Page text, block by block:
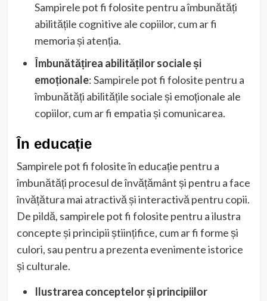
Sampirele pot fi folosite pentru a îmbunătăți
abilitățile cognitive ale copiilor, cum ar fi
memoria și atenția.
Îmbunătățirea abilităților sociale și
emoționale: Sampirele pot fi folosite pentru a
îmbunătăți abilitățile sociale și emoționale ale
copiilor, cum ar fi empatia și comunicarea.
În educație
Sampirele pot fi folosite în educație pentru a
îmbunătăți procesul de învățământ și pentru a face
învățătura mai atractivă și interactivă pentru copii.
De pildă, sampirele pot fi folosite pentru a ilustra
concepte și principii științifice, cum ar fi forme și
culori, sau pentru a prezenta evenimente istorice
și culturale.
Ilustrarea conceptelor și principiilor